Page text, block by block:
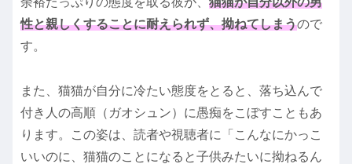
性と親しくすることに耐えられず、拗ねてしまうので
す。
また、猫猫が自分に冷たい態度をとると、落ち込んで
付き人の高順（ガオシュン）に愚痴をこぼすこともあ
ります。この姿は、読者や視聴者に「こんなにかっこ
いいのに、猫猫のことになると子供みたいに拗ねるん